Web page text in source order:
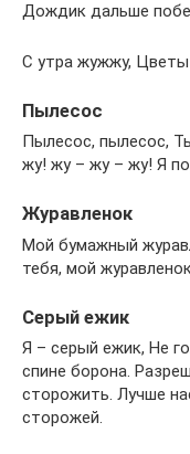
Дождик дальше
С утра жужжу, Цветы
Пылесос
Пылесос, пылесос,
жу! жу – жу – жу! Я
Журавленок
Мой бумажный
тебя, мой
Серый ежик
Я – серый ежик, Не
спине борона.
сторожить. Лучше
сторожей.